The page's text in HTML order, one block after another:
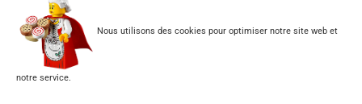
Nous utilisons des cookies pour optimiser notre site web et
notre service.
INSCRIPTION À LA NEWSLETTER